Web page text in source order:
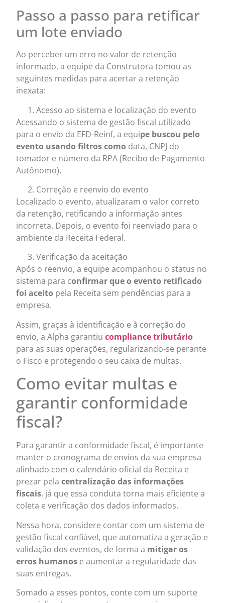
Passo a passo para retificar
um lote enviado
Ao perceber um erro no valor de retenção
informado, a equipe da Construtora tomou as
seguintes medidas para acertar a retenção
inexata:
Acesso ao sistema e localização do evento
Acessando o sistema de gestão fiscal utilizado
para o envio da EFD-Reinf, a equipe buscou pelo
evento usando filtros como data, CNPJ do
tomador e número da RPA (Recibo de Pagamento
Autônomo).
Correção e reenvio do evento
Localizado o evento, atualizaram o valor correto
da retenção, retificando a informação antes
incorreta. Depois, o evento foi reenviado para o
ambiente da Receita Federal.
Verificação da aceitação
Após o reenvio, a equipe acompanhou o status no
sistema para confirmar que o evento retificado
foi aceito pela Receita sem pendências para a
empresa.
Assim, graças à identificação e à correção do
envio, a Alpha garantiucompliance tributário
para as suas operações, regularizando-se perante
o Fisco e protegendo o seu caixa de multas.
Como evitar multas e
garantir conformidade
fiscal?
Para garantir a conformidade fiscal, é importante
manter o cronograma de envios da sua empresa
alinhado com o calendário oficial da Receita e
prezar pelacentralização das informações
fiscais, já que essa conduta torna mais eficiente a
coleta e verificação dos dados informados.
Nessa hora, considere contar com um sistema de
gestão fiscal confiável, que automatiza a geração e
validação dos eventos, de forma a mitigar os
erros humanos e aumentar a regularidade das
suas entregas.
Somado a esses pontos, conte com um suporte